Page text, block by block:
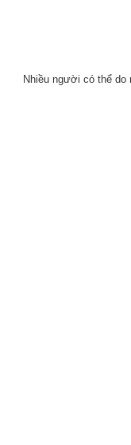
Nhiều người có thể